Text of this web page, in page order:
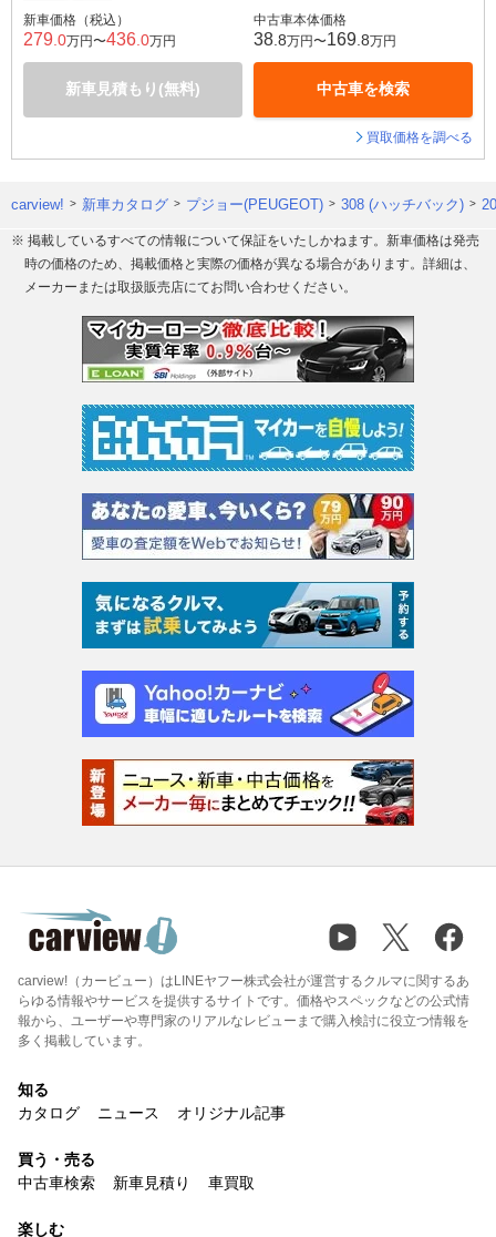
新車価格（税込）
279 .0万円〜436 .0万円
新車見積もり(無料)
中古車本体価格
38 .8万円〜169 .8万円
中古車を検索
買取価格を調べる
carview! 新車カタログ プジョー(PEUGEOT) 308 (ハッチバック)
※ 掲載しているすべての情報について保証をいたしかねます。新車価格は発売
時の価格のため、掲載価格と実際の価格が異なる場合があります。詳細は、
メーカーまたは取扱販売店にてお問い合わせください。
carview!（カービュー）はLINEヤフー株式会社が運営するクルマに関するあ
らゆる情報やサービスを提供するサイトです。価格やスペックなどの公式情
報から、ユーザーや専門家のリアルなレビューまで購入検討に役立つ情報を
多く掲載しています。
知る
カタログ
ニュース オリジナル記事
買う・売る
中古車検索
新車見積り 車買取
楽しむ